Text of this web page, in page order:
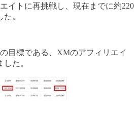
イトに再挑戦し、現在までに約220
。
目標である、XMのアフィリエイ
た。